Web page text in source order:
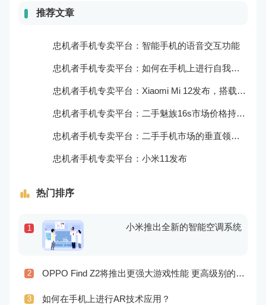
推荐文章
忠机者手机专卖平台：智能手机的语音交互功能
忠机者手机专卖平台：如何在手机上进行自我提升？
忠机者手机专卖平台：Xiaomi Mi 12发布，搭载更为出色的相机和处理器
忠机者手机专卖平台：二手魅族16s市场价格持续波动
忠机者手机专卖平台：二手手机市场的垂直领域拓展
忠机者手机专卖平台：小米11发布
热门排序
1 小米推出全新的智能空调系统
2 OPPO Find Z2将推出更强大游戏性能 更高级别的音频技术
3 如何在手机上进行AR技术应用？